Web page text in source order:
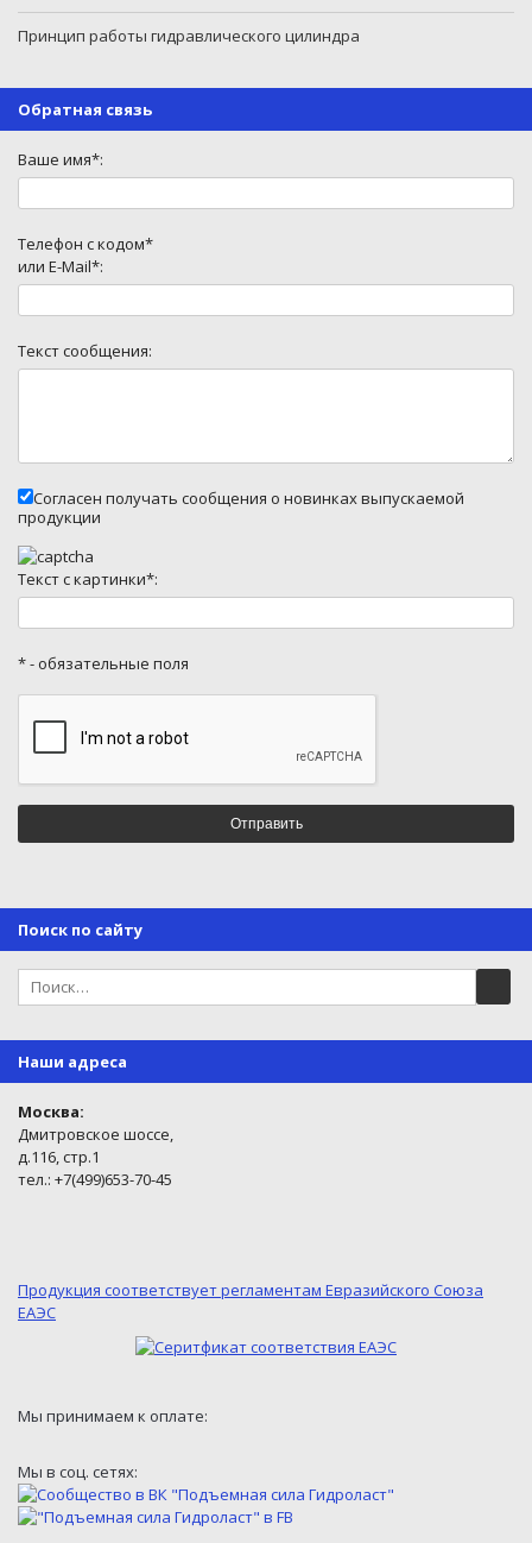
Принцип работы гидравлического цилиндра
Обратная связь
Ваше имя*:
Телефон с кодом*
или E-Mail*:
Текст сообщения:
Согласен получать сообщения о новинках выпускаемой
продукции
Текст с картинки*:
* - обязательные поля
Поиск по сайту
Наши адреса
Москва:
Дмитровское шоссе,
д.116, стр.1
тел.: +7(499)653-70-45
Продукция соответствует регламентам Евразийского Союза
ЕАЭС
Мы принимаем к оплате:
Мы в соц. сетях: